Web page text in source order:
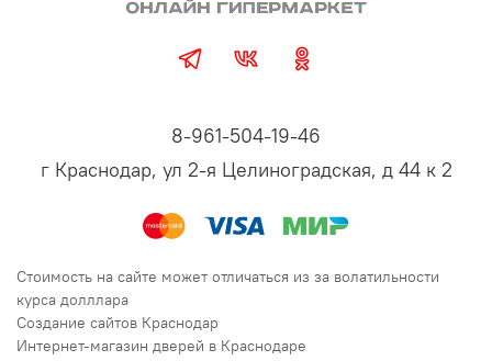
8-961-504-19-46
г Краснодар, ул 2-я Целиноградская, д 44 к 2
Стоимость на сайте может отличаться из за волатильности
курса долллара
Создание сайтов Краснодар
Интернет-магазин дверей в Краснодаре